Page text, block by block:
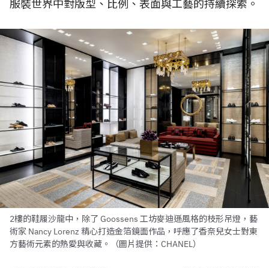
服裝世界中對版型、比例、表面與工藝的持續探索。
2樓的鞋履沙龍中，除了 Goossens 工坊麥迪遜風格的枝形吊燈，藝
術家 Nancy Lorenz 精心打造金箔鏡面作品，呼應了香奈兒女士對東
方藝術元素的熱愛與收藏。（圖片提供：CHANEL）